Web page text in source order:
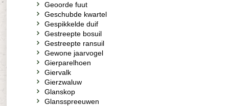
Geoorde fuut
Geschubde kwartel
Gespikkelde duif
Gestreepte bosuil
Gestreepte ransuil
Gewone jaarvogel
Gierparelhoen
Giervalk
Gierzwaluw
Glanskop
Glansspreeuwen